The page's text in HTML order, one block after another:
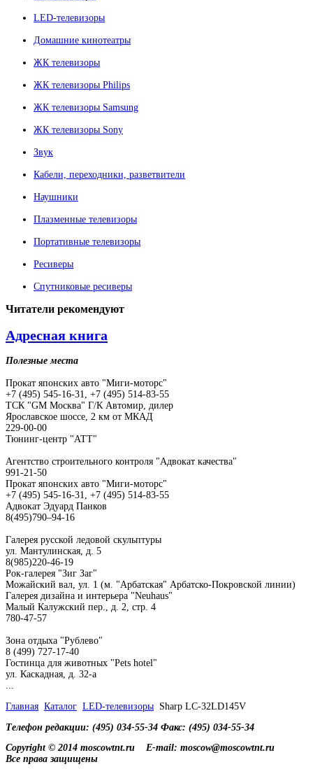
LED-телевизоры
Домашние кинотеатры
ЖК телевизоры
ЖК телевизоры Philips
ЖК телевизоры Samsung
ЖК телевизоры Sony
Звук
Кабели, переходники, разветвители
Наушники
Плазменные телевизоры
Портативные телевизоры
Ресиверы
Спутниковые ресиверы
Читатели рекомендуют
Адресная книга
Полезные места
Прокат японских авто "Миги-моторс"
+7 (495) 545-16-31, +7 (495) 514-83-55
ТСК "GM Москва" Г/К Автомир, дилер
Ярославское шоссе, 2 км от МКАД
229-00-00
Тюнинг-центр "АТТ"
Агентство строительного контроля "Адвокат качества"
991-21-50
Прокат японских авто "Миги-моторс"
+7 (495) 545-16-31, +7 (495) 514-83-55
Адвокат Эдуард Панков
8(495)790–94-16
Галерея русской ледовой скульптуры
ул. Мантулинская, д. 5
8(985)220-46-19
Рок-галерея "Зиг Заг"
Можайский вал, ул. 1 (м. "Арбатская" Арбатско-Покровской линии)
Галерея дизайна и интерьера "Neuhaus"
Малый Калужский пер., д. 2, стр. 4
780-47-57
Зона отдыха "Рублево"
8 (499) 727-17-40
Гостинца для животных "Рets hotel"
ул. Каскадная, д. 32-а
...
Главная Каталог LED-телевизоры Sharp LC-32LD145V
Телефон редакции: (495) 034-55-34 Факс: (495) 034-55-34
Copyright © 2014 moscowtnt.ru
E-mail: moscow@moscowtnt.ru
Все права защищены